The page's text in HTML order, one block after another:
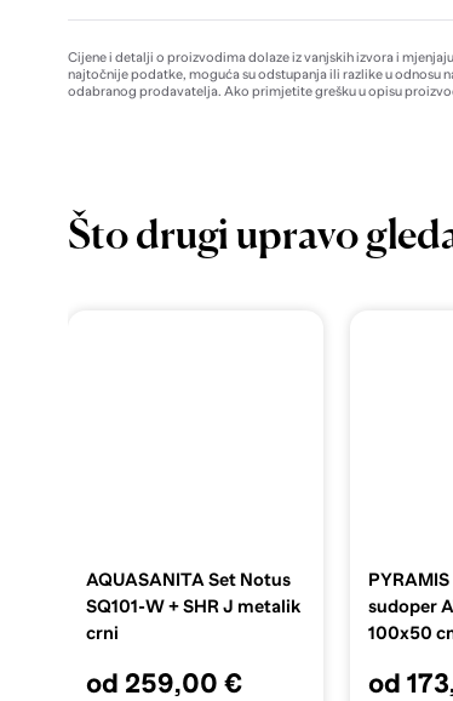
Cijene i detalji o proizvodima dolaze iz vanjskih izvora i
najtočnije podatke, moguća su odstupanja ili razlike u
odabranog prodavatelja. Ako primjetite grešku u opisu
Što drugi upravo
AQUASANITA Set Notus
SQ101-W + SHR J metalik
crni
od 259,00 €
sudoper
100x50
od